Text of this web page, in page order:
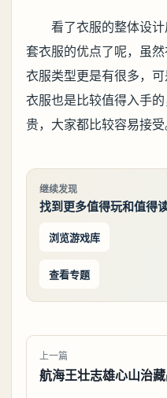
看了衣服的整体设
套衣服的优点了呢，虽
衣服类型更是有很多，
衣服也是比较值得入手
贵，大家都比较容易接受
继续发现
找到更多值得玩和值得
浏览游戏库
查看专题
上一篇
航海王壮志雄心山治